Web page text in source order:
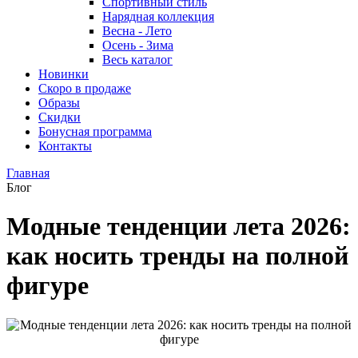
Нарядная коллекция
Весна - Лето
Осень - Зима
Весь каталог
Новинки
Скоро в продаже
Образы
Скидки
Бонусная программа
Контакты
Главная
Блог
Модные тенденции лета 2026:
как носить тренды на полной
фигуре